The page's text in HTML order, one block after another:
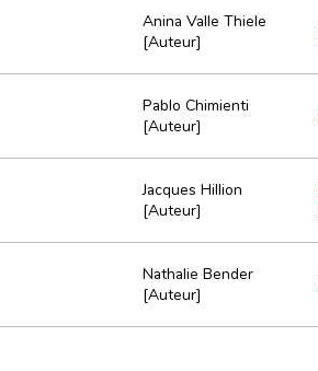
Anina Valle Thiele
[Auteur]
Pablo Chimienti
[Auteur]
Jacques Hillion
[Auteur]
Nathalie Bender
[Auteur]